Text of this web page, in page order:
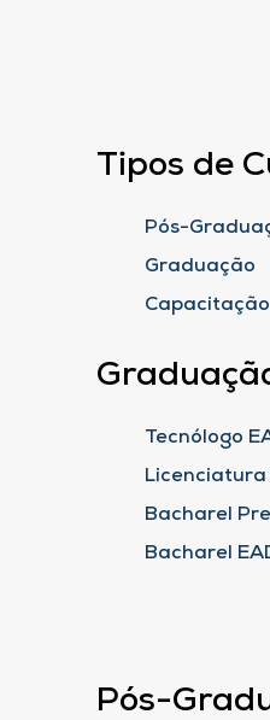
Tipos de
Pós-
Graduação
Capacitação
Tecnólogo
Licenciatura
Bacharel
Bacharel
Pós-